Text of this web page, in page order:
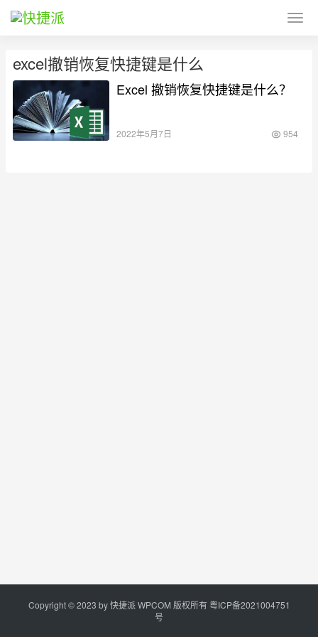
excel撤销恢复快捷键是什么
Excel 撤销恢复快捷键是什么？
2022年5月7日 954
Copyright © 2023 by快捷派WPCOM 版权所有粤ICP备2021004751
号